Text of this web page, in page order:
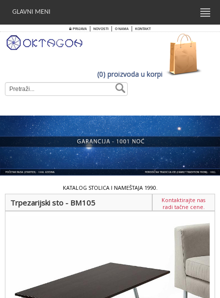
PRIJAVA | NOVOSTI | O NAMA | KONTAKT
(0) proizvoda u korpi
GLAVNI MENI
KATALOG STOLICA I NAMEŠTAJA 1990.
Trpezarijski sto - BM105
Kontaktirajte nas
radi tačne cene.